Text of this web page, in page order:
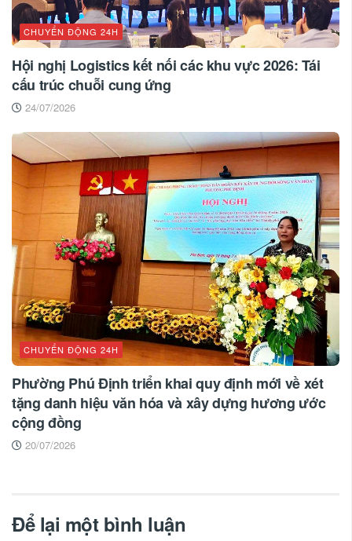
CHUYỂN ĐỘNG 24H
Hội nghị Logistics kết nối các khu vực 2026: Tái
cấu trúc chuỗi cung ứng
24/07/2026
CHUYỂN ĐỘNG 24H
Phường Phú Định triển khai quy định mới về xét
tặng danh hiệu văn hóa và xây dựng hương ước
cộng đồng
20/07/2026
Để lại một bình luận